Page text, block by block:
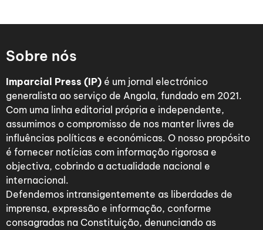
Sobre nós
Imparcial Press (IP) é um jornal electrónico
generalista ao serviço de Angola, fundado em 2021.
Com uma linha editorial própria e independente,
assumimos o compromisso de nos manter livres de
influências políticas e económicas. O nosso propósito
é fornecer notícias com informação rigorosa e
objectiva, cobrindo a actualidade nacional e
internacional.
Defendemos intransigentemente as liberdades de
imprensa, expressão e informação, conforme
consagradas na Constituição, denunciando as